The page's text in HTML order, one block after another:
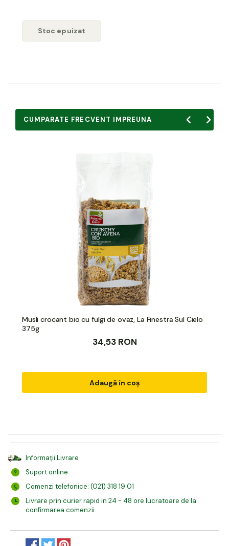
Stoc epuizat
CUMPARATE FRECVENT IMPREUNA
Musli crocant bio cu fulgi de ovaz, La Finestra Sul Cielo
375g
34,53 RON
Adaugă în coș
Informații Livrare
Suport online
Comenzi telefonice: (021) 318 19 01
Livrare prin curier rapid in 24 - 48 ore lucratoare de la
confirmarea comenzii